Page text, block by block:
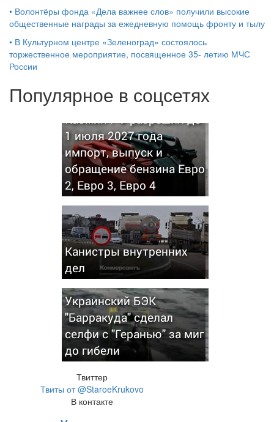
• Волонтёры фонда «Дела важнее слов» получили высокие
общественные награды за ежедневную помощь фронту и тылу
• В Культурном центре «Зеленоград» состоялось
торжественное мероприятие, посвященное 35- летию МЧС
России
Популярное в соцсетях
Кабмин РФ разрешил до
1 июля 2027 года
импорт, выпуск и
обращение бензина Евро
2, Евро 3, Евро 4
Канистры внутренних
дел
Украинский БЭК
"Барракуда" сделал
селфи с "Геранью" за миг
до гибели
Твиттер
Твиты от @StaroeKrukovo
В контакте